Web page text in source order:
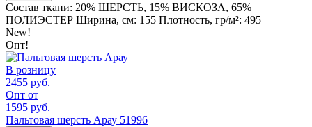
Состав ткани: 20% ШЕРСТЬ, 15% ВИСКОЗА, 65%
ПОЛИЭСТЕР Ширина, см: 155 Плотность, гр/м²: 495
New!
Опт!
В розницу
2455 руб.
Опт от
1595 руб.
Пальтовая шерсть Арау 51996